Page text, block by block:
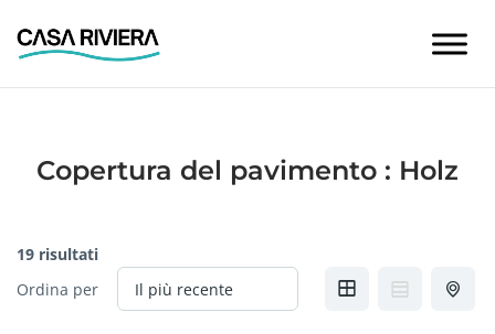
Copertura del pavimento : Holz
19 risultati
Ordina per